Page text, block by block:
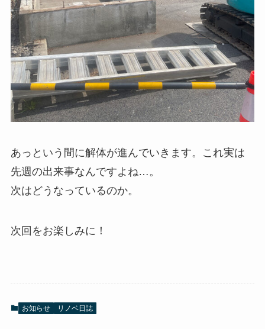
あっという間に解体が進んでいきます。これ実は
先週の出来事なんですよね…。
次はどうなっているのか。
次回をお楽しみに！
お知らせ リノベ日誌